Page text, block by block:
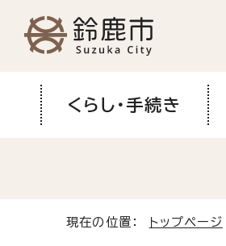
くらし・手続き
現在の位置： トップページ